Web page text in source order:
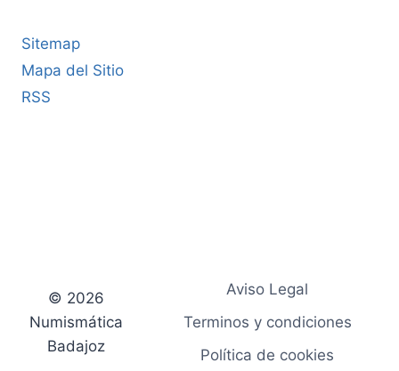
Sitemap
Mapa del Sitio
RSS
© 2026
Numismática
Badajoz
Aviso Legal
Terminos y condiciones
Política de cookies